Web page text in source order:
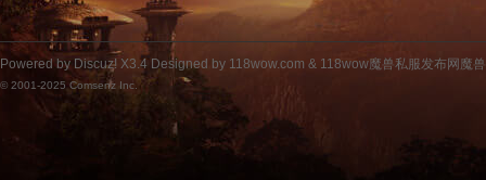
Powered by Discuz! X3.4 Designed by 118wow.com & 118wow魔兽私服发布网魔
© 2001-2025 Comsenz Inc.